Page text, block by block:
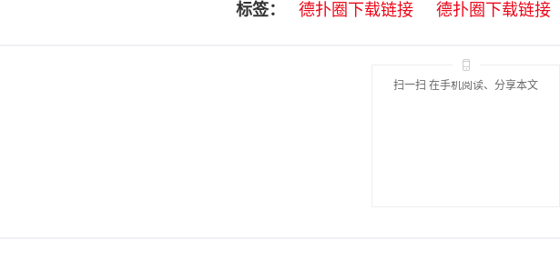
标签： 德扑圈下载链接 德扑圈下载链接
扫一扫 在手机阅读、分享本文